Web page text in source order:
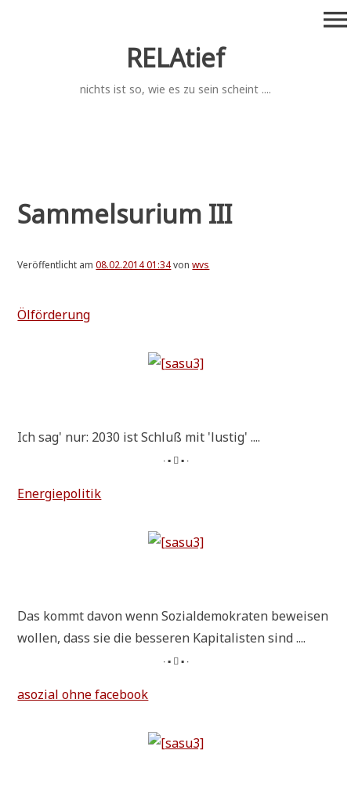
RELAtief
nichts ist so, wie es zu sein scheint ....
menu
Sammelsurium III
Veröffentlicht am08.02.2014 01:34vonwvs
Ölför­de­rung
Ich sag' nur: 2030 ist Schluß mit 'lustig' ....
∙ ▪  ▪ ∙
Ener­gie­po­li­tik
Das kommt davon wenn Sozi­al­de­mo­kra­ten bewei­sen
wol­len, dass sie die bes­se­ren Kapi­ta­li­sten sind ....
∙ ▪  ▪ ∙
aso­zi­al ohne facebook